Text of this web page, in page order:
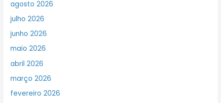
agosto 2026
julho 2026
junho 2026
maio 2026
abril 2026
março 2026
fevereiro 2026